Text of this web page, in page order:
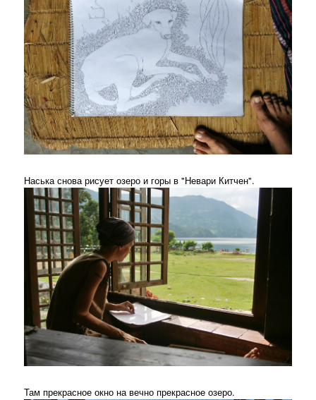
Наська снова рисует озеро и горы в "Невари Китчен".
Там прекрасное окно на вечно прекрасное озеро.